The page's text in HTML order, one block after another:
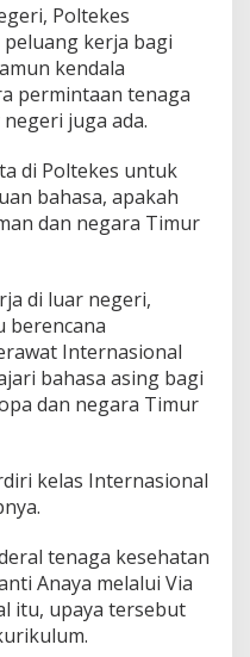
Poltekes
kerja bagi
kendala
permintaan tenaga
juga ada.
di Poltekes untuk
bahasa, apakah
dan negara Timur
di luar negeri,
berencana
Internasional
bahasa asing bagi
dan negara Timur
kelas Internasional
tenaga kesehatan
Anaya melalui Via
itu, upaya tersebut